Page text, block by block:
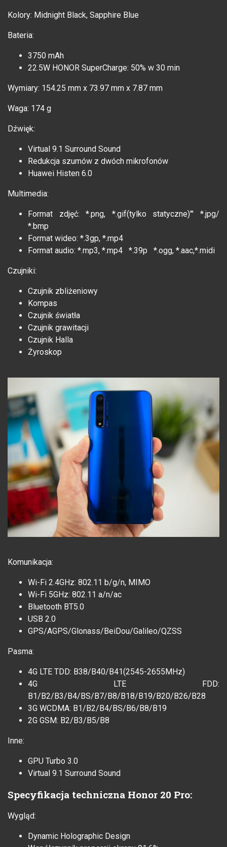
Kolory: Midnight Black, Sapphire Blue
Bateria:
3750 mAh
22.5W HONOR SuperCharge: 50% w 30 min
Wymiary: 154.25 mm x 73.97 mm x 7.87 mm
Waga: 174 g
Dźwięk:
Virtual 9.1 Surround Sound
Redukcja szumów z dwóch mikrofonów
Huawei Histen 6.0
Multimedia:
Format zdjęć: *.png, *.gif(tylko statyczne)"' *.jpg/
*.bmp
Format wideo: *.3gp, *.mp4
Format audio: *.mp3, *.mp4 *.39p *.ogg, *.aac,*.midi
Czujniki:
Czujnik zbliżeniowy
Kompas
Czujnik światła
Czujnik grawitacji
Czujnik Halla
Żyroskop
Komunikacja:
Wi-Fi 2.4GHz: 802.11 b/g/n, MIMO
Wi-Fi 5GHz: 802.11 a/n/ac
Bluetooth BT5.0
USB 2.0
GPS/AGPS/Glonass/BeiDou/Galileo/QZSS
Pasma:
4G LTE TDD: B38/B40/B41(2545-2655MHz)
4G LTE FDD:
B1/B2/B3/B4/BS/B7/B8/B18/B19/B20/B26/B28
3G WCDMA: B1/B2/B4/BS/B6/B8/B19
2G GSM: B2/B3/B5/B8
Inne:
GPU Turbo 3.0
Virtual 9.1 Surround Sound
Specyfikacja techniczna Honor 20 Pro:
Wygląd:
Dynamic Holographic Design